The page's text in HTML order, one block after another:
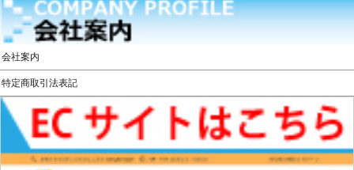
会社案内
特定商取引法表記